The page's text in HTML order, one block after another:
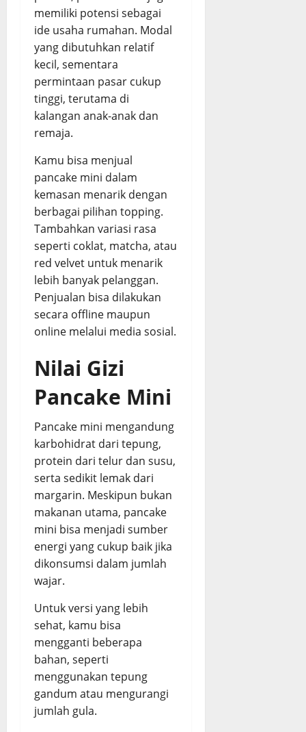
memiliki potensi sebagai
ide usaha rumahan. Modal
yang dibutuhkan relatif
kecil, sementara
permintaan pasar cukup
tinggi, terutama di
kalangan anak-anak dan
remaja.
Kamu bisa menjual
pancake mini dalam
kemasan menarik dengan
berbagai pilihan topping.
Tambahkan variasi rasa
seperti coklat, matcha, atau
red velvet untuk menarik
lebih banyak pelanggan.
Penjualan bisa dilakukan
secara offline maupun
online melalui media sosial.
Nilai Gizi
Pancake Mini
Pancake mini mengandung
karbohidrat dari tepung,
protein dari telur dan susu,
serta sedikit lemak dari
margarin. Meskipun bukan
makanan utama, pancake
mini bisa menjadi sumber
energi yang cukup baik jika
dikonsumsi dalam jumlah
wajar.
Untuk versi yang lebih
sehat, kamu bisa
mengganti beberapa
bahan, seperti
menggunakan tepung
gandum atau mengurangi
jumlah gula.